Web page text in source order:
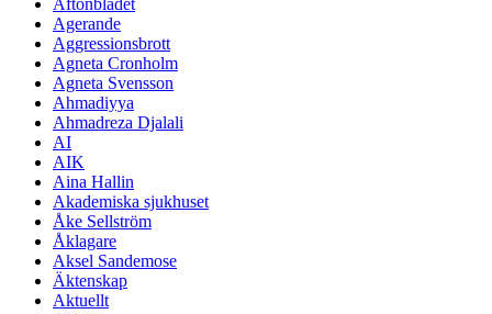
Agerande
Aggressionsbrott
Agneta Cronholm
Agneta Svensson
Ahmadiyya
Ahmadreza Djalali
AI
AIK
Aina Hallin
Akademiska sjukhuset
Åke Sellström
Åklagare
Aksel Sandemose
Äktenskap
Aktuellt